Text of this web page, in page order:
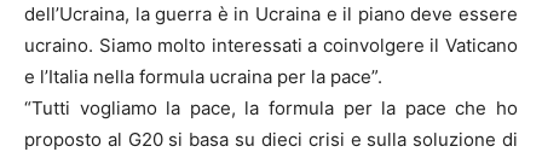
dell’Ucraina, la guerra è in Ucraina e il piano deve essere
ucraino. Siamo molto interessati a coinvolgere il Vaticano
e l’Italia nella formula ucraina per la pace”.
“Tutti vogliamo la pace, la formula per la pace che ho
proposto al G20 si basa su dieci crisi e sulla soluzione di